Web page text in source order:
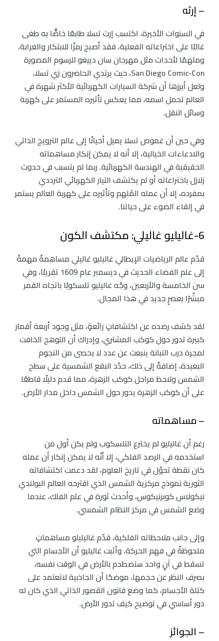
– إرثه
في السنوات الأخيرة، اكتسب إرث تسلا طابعًا خاصًّا به طغى
غالبًا على اختراعاته الفعلية، فقد أصبح رمزًا للابتكار والغرابة،
وملهمًا لأحداث مثل مهرجان سان دييغو للرسوم المصورة
San Diego Comic-Con، حيث يرتدي الحاضرون زي تسلا،
ولعل أبرزها أن شركة السيارات الكهربائية الأكثر شهرة في
العالم تحمل اسمه، مما يعكس تأثيره المستمر على كهربة
وسائل النقل.
وفي حين أن غموض تسلا يميل أحيانًا إلى عالم الترويج الذاتي
والادعاءات الخيالية، إلا أنه لا يمكن إنكار مساهماته
الحقيقية في الهندسة الكهربائية. ربما لم يتسبب في حدوث
زلازل باختراعاته أو لم يكتشف التيار الكهربائي الترددي
بمفرده، إلا أن عمله المُلهم وتأثيره على كهربة العالم يستمر
في إلقاء الضوء على حياتنا.
6-غاليليو غاليلي: مكتشف الكون
قدّم عالم الرياضيات الإيطالي غاليليو غاليلي مساهمةً مهمةً
إلى علم الفضاء الحديث في ديسمبر عام 1609 تقريبًا، وفي
سن الخامسة والأربعين، وجّه غاليليو تلسكوبًا باتجاه القمر
مبشّرًا بعصرٍ جديد في هذا المجال.
لقد كشف رصده عن اكتشافاتٍ رائعةٍ، مثل وجود أربعة أقمار
كبيرة تدور حول كوكب المشتري، وإدراك أن التوهج الخافت
لمجرة درب التبانة ينبعث عن عدد لا يحصى من النجوم
البعيدة، إضافةً إلى ذلك، حدّد البقع الشمسية على سطح
الشمس ولاحظ مراحل كوكب الزهرة، مما قدم دليلًا قاطعًا
على أن كوكب الزهرة يدور حول الشمس داخل مدار الأرض.
– مساهماته
رغم أن غاليليو لم يخترع التلسكوب ولم يكن أول من
استخدمه في الرصد الفلكي، إلا أنّه لا يمكن إنكار أن عمله
كان نقطة تحوّل في تاريخ العلوم، لقد دعمت اكتشافاته
الثورية نموذج مركزية الشمس الذي اقترحه العالم البولندي
نيكولاس كوبرنيكوس، وأحدث ثورة في علم الفلك، عندما
وضع الشمس في مركز النظام الشمسي.
وإلى جانب ملاحظاته الفلكية، قدّم غاليليلو مساهماتٍ
ملحوظةّ في فهم الحركة، وأثبت غاليليو أن الأجسام التي
تسقط في آنٍ واحد ستصطدم بالأرض في الوقت نفسه،
بصرف النظر عن حجمها، موضحًا أن الجاذبية لاتعتمد على
كتلة الأجسام، كما وضع قانون القصور الذاتي الذي كان له
دور أساسي في توضيح كيف تدور الأرض.
– الجوائز